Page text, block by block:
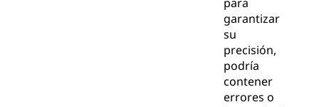
garantizar
su
precisión,
podría
contener
errores o